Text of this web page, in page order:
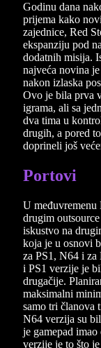
Godinu dana
prijema kako
zajednice, Red
ekspanziju pod
dodatnih misija.
najveća novina
nakon izlaska
Ovo je bila prva
igrama, ali sa
dva tima u
drugih, a pored
doprineli još
Portovi
U međuvremenu
drugim
iskustvo na
koja je u osnovi
za PS1, N64 i za
i PS1 verzije je
drugačije.
maksimalni
samo tri članova
N64 verzija su
je gamepad imao
verzije je to što